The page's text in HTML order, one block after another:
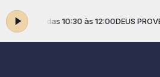
SILVA das 10:30 às 12:00DEUS